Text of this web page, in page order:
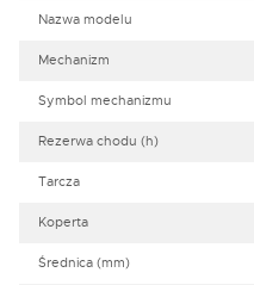
Nazwa modelu
Mechanizm
Symbol mechanizmu
Rezerwa chodu (h)
Tarcza
Koperta
Średnica (mm)